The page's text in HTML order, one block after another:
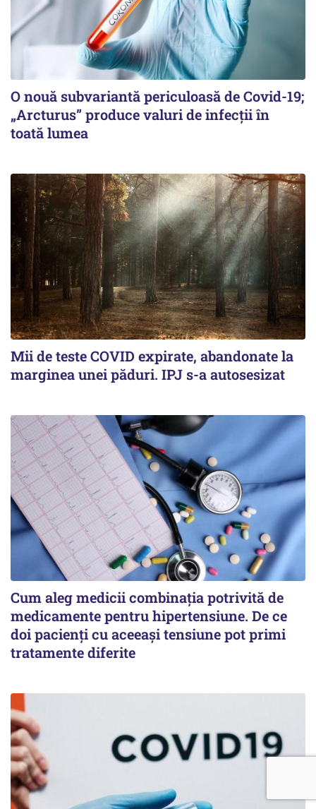
O nouă subvariantă periculoasă de Covid-19;
„Arcturus” produce valuri de infecții în
toată lumea
Mii de teste COVID expirate, abandonate la
marginea unei păduri. IPJ s-a autosesizat
Cum aleg medicii combinația potrivită de
medicamente pentru hipertensiune. De ce
doi pacienți cu aceeași tensiune pot primi
tratamente diferite